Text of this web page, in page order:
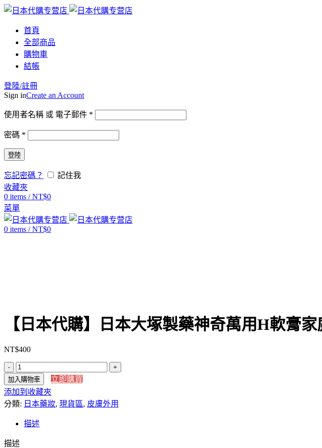
首頁
全部商品
購物車
結帳
登陸/註冊
Sign inCreate an Account
使用者名稱 或 電子郵件 *
密碼 *
登陸
忘記密碼？
記住我
收藏夾
0 items / NT$0
菜單
0 items / NT$0
【日本代購】日本大塚製藥神奇萬用H軟膏家
NT$400
【日
本
代
購】
本
大
加入購物車
立即購買
添加到收藏夾
分類: 日本藥妝, 現貨區, 皮膚外用
描述
描述